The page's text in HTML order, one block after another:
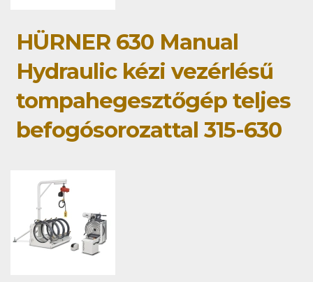
HÜRNER 630 Manual
Hydraulic kézi vezérlésű
tompahegesztőgép teljes
befogósorozattal 315-630